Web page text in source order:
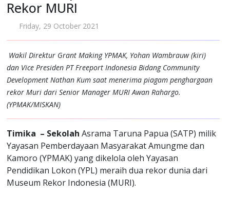
Rekor MURI
Friday, 29 October 2021
Wakil Direktur Grant Making YPMAK, Yohan Wambrauw (kiri)
dan Vice Presiden PT Freeport Indonesia Bidang Community
Development Nathan Kum saat menerima piagam penghargaan
rekor Muri dari Senior Manager MURI Awan Rahargo.
(YPMAK/MISKAN)
Timika – Sekolah Asrama Taruna Papua (SATP) milik
Yayasan Pemberdayaan Masyarakat Amungme dan
Kamoro (YPMAK) yang dikelola oleh Yayasan
Pendidikan Lokon (YPL) meraih dua rekor dunia dari
Museum Rekor Indonesia (MURI).